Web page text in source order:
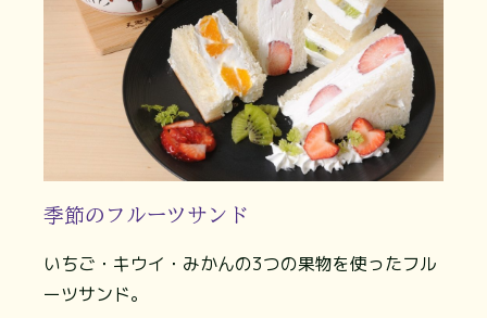
季節のフルーツサンド
いちご・キウイ・みかんの3つの果物を使ったフル
ーツサンド。